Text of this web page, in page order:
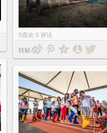
0喜欢 0 评论
转贴